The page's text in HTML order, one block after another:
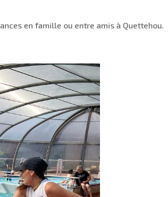
en famille ou entre amis à Quettehou.